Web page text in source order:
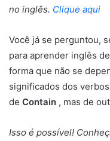
no inglês. Clique aqui
Você já se perguntou,
para aprender inglês
forma que não se
significados dos
de Contain , mas de
Isso é possível!